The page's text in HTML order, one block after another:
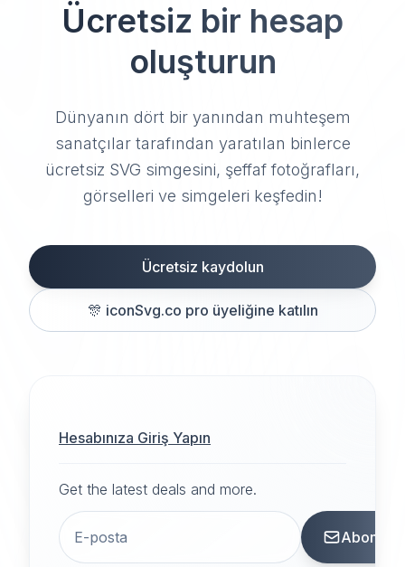
Ücretsiz bir hesap
oluşturun
Dünyanın dört bir yanından muhteşem
sanatçılar tarafından yaratılan binlerce
ücretsiz SVG simgesini, şeffaf fotoğrafları,
görselleri ve simgeleri keşfedin!
Ücretsiz kaydolun
🎊 iconSvg.co pro üyeliğine katılın
Hesabınıza Giriş Yapın
Get the latest deals and more.
Abone